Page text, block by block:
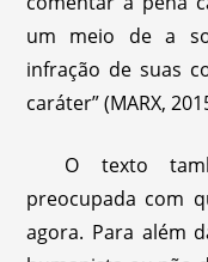
um meio de a
infração de suas
caráter” (MARX,
O texto
preocupada com
agora. Para além